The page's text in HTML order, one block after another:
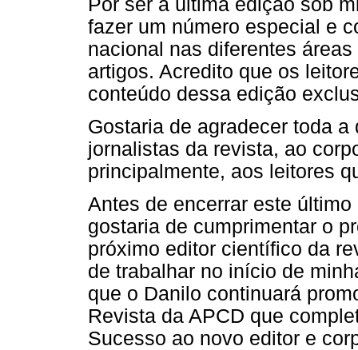
fazer um número especial e
nacional nas diferentes
artigos. Acredito que os
conteúdo dessa edição
Gostaria de agradecer toda
jornalistas da revista, ao
principalmente, aos leitores
Antes de encerrar este
gostaria de cumprimentar o
próximo editor científico da
de trabalhar no início de
que o Danilo continuará
Revista da APCD que
Sucesso ao novo editor e